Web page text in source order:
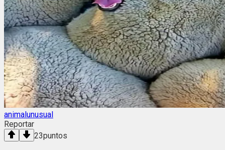
animalunusual
Reportar
23puntos